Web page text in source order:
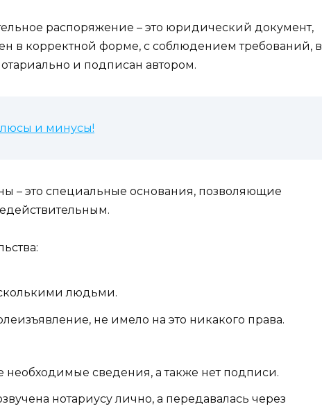
распоряжение – это юридический документ,
в корректной форме, с соблюдением требований, в
и подписан автором.
и минусы!
– это специальные основания, позволяющие
людьми.
не имело на это никакого права.
необходимые сведения, а также нет подписи.
нотариусу лично, а передавалась через